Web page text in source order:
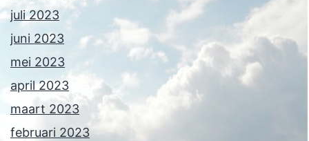
juli 2023
juni 2023
mei 2023
april 2023
maart 2023
februari 2023